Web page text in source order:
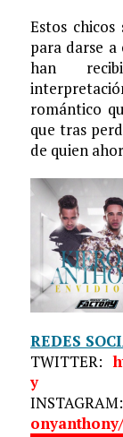
Estos
para darse
han
romántico
que tras
de quien
REDES
TWITTER:
y
onyanthony/